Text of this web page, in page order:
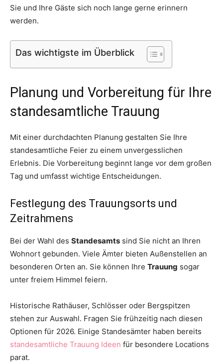
Sie und Ihre Gäste sich noch lange gerne erinnern
werden.
Das wichtigste im Überblick
Planung und Vorbereitung für Ihre
standesamtliche Trauung
Mit einer durchdachten Planung gestalten Sie Ihre
standesamtliche Feier zu einem unvergesslichen
Erlebnis. Die Vorbereitung beginnt lange vor dem großen
Tag und umfasst wichtige Entscheidungen.
Festlegung des Trauungsorts und
Zeitrahmens
Bei der Wahl des Standesamts sind Sie nicht an Ihren
Wohnort gebunden. Viele Ämter bieten Außenstellen an
besonderen Orten an. Sie können Ihre Trauung sogar
unter freiem Himmel feiern.
Historische Rathäuser, Schlösser oder Bergspitzen
stehen zur Auswahl. Fragen Sie frühzeitig nach diesen
Optionen für 2026. Einige Standesämter haben bereits
standesamtliche Trauung Ideen für besondere Locations
parat.